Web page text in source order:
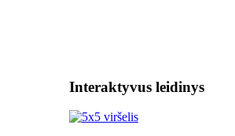
Interaktyvus leidinys